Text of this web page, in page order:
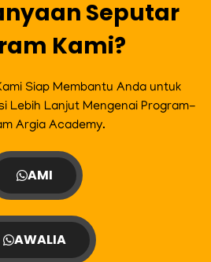
Seputar
Kami?
Siap Membantu Anda untuk
Lebih Lanjut Mengenai Program-
Argia Academy.
AMI
AWALIA